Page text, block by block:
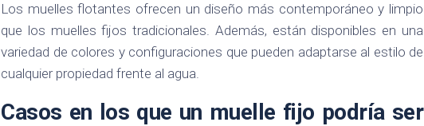
Los muelles flotantes ofrecen un diseño más contemporáneo y limpio
que los muelles fijos tradicionales. Además, están disponibles en una
variedad de colores y configuraciones que pueden adaptarse al estilo de
cualquier propiedad frente al agua.
Casos en los que un muelle fijo podría ser